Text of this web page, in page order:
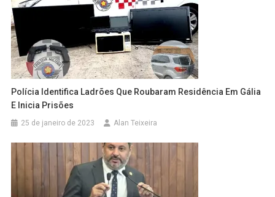
Polícia Identifica Ladrões Que Roubaram Residência Em Gália
E Inicia Prisões
25 de janeiro de 2023 Alan Teixeira